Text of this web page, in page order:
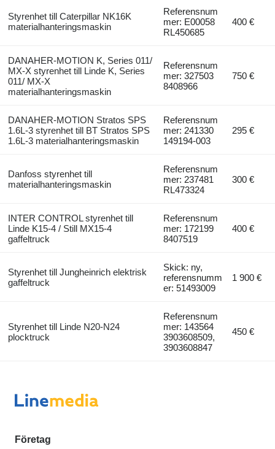
Styrenhet till Caterpillar NK16K
materialhanteringsmaskin
Referensnum
mer: E00058
RL450685
400 €
DANAHER-MOTION K, Series 011/
MX-X styrenhet till Linde K, Series
011/ MX-X
materialhanteringsmaskin
Referensnum
mer: 327503
8408966
750 €
DANAHER-MOTION Stratos SPS
1.6L-3 styrenhet till BT Stratos SPS
1.6L-3 materialhanteringsmaskin
Referensnum
mer: 241330
149194-003
295 €
Danfoss styrenhet till
materialhanteringsmaskin
Referensnum
mer: 237481
RL473324
300 €
INTER CONTROL styrenhet till
Linde K15-4 / Still MX15-4
gaffeltruck
Referensnum
mer: 172199
8407519
400 €
Styrenhet till Jungheinrich elektrisk
gaffeltruck
Skick: ny,
referensnumm
er: 51493009
1 900 €
Styrenhet till Linde N20-N24
plocktruck
Referensnum
mer: 143564
3903608509,
3903608847
450 €
Företag